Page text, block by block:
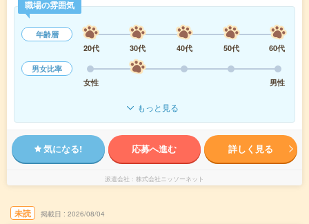
職場の雰囲気
年齢層
20代
30代 40代 50代
60代
男女比率
女性
男性
もっと見る
気になる! 応募へ進む 詳しく見る
派遣会社 株式会社ニッソーネット
未読 掲載日 2026/08/04